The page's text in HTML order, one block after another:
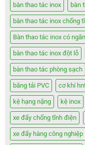
bàn thao tác inox bàn
bàn thao tác inox chống
Bàn thao tác inox có
bàn thao tác inox đột lỗ
bàn thao tác phòng sạch
băng tải PVC cơ khí
kệ hạng nặng kệ inox
xe đẩy chống tĩnh điện
xe đẩy hàng công nghiệp